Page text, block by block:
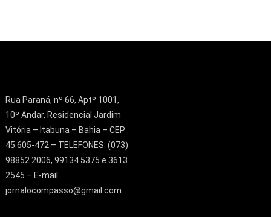
Rua Paraná, nº 66, Aptº 1001,
10º Andar, Residencial Jardim
Vitória – Itabuna – Bahia – CEP
45.605-472 – TELEFONES: (073)
98852 2006, 99134 5375 e 3613
2545 – E-mail:
jornalocompasso@gmail.com